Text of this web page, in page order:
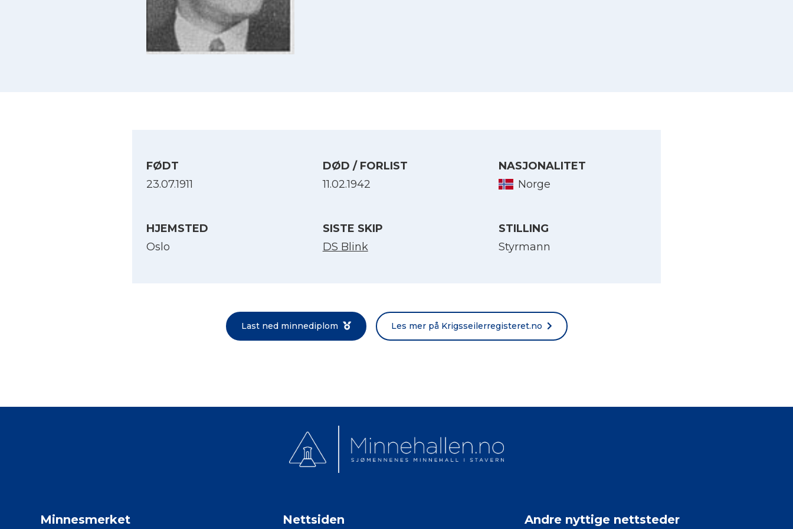
FØDT
23.07.1911
DØD / FORLIST
11.02.1942
NASJONALITET
Norge
HJEMSTED
Oslo
SISTE SKIP
DS Blink
STILLING
Styrmann
Last ned minnediplom Les mer på Krigsseilerregisteret.no
Minnesmerket Nettsiden Andre nyttige nettsteder